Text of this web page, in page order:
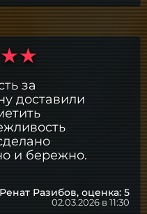
за
доставили
и бережно.
Ренат Разибов,оценка: 5
02.03.2026 в 11:30